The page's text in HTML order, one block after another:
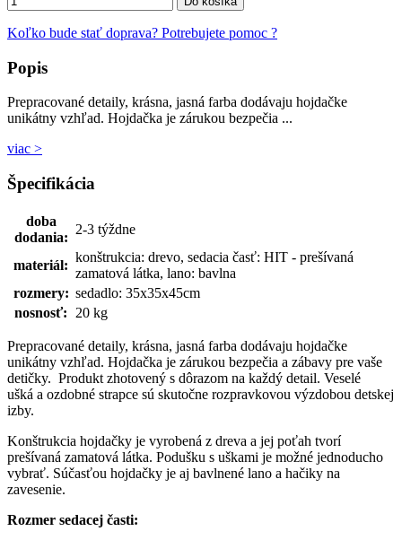
Koľko bude stať doprava? Potrebujete pomoc ?
Popis
Prepracované detaily, krásna, jasná farba dodávaju hojdačke
unikátny vzhľad. Hojdačka je zárukou bezpečia ...
viac >
Špecifikácia
doba
dodania:
2-3 týždne
materiál:
konštrukcia: drevo, sedacia časť: HIT - prešívaná
zamatová látka, lano: bavlna
rozmery: sedadlo: 35x35x45cm
nosnosť:
20 kg
Prepracované detaily, krásna, jasná farba dodávaju hojdačke
unikátny vzhľad. Hojdačka je zárukou bezpečia a zábavy pre vaše
detičky. Produkt zhotovený s dôrazom na každý detail. Veselé
ušká a ozdobné strapce sú skutočne rozpravkovou výzdobou detskej
izby.
Konštrukcia hojdačky je vyrobená z dreva a jej poťah tvorí
prešívaná zamatová látka. Podušku s uškami je možné jednoducho
vybrať. Súčasťou hojdačky je aj bavlnené lano a hačiky na
zavesenie.
Rozmer sedacej časti: